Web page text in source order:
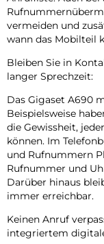
vermeiden und
wann das Mobilteil
Bleiben Sie in
langer Sprechzeit:
Das Gigaset A690
Beispielsweise
die Gewissheit,
können. Im
und Rufnummern
Rufnummer und
Darüber hinaus
immer erreichbar.
Keinen Anruf
integriertem